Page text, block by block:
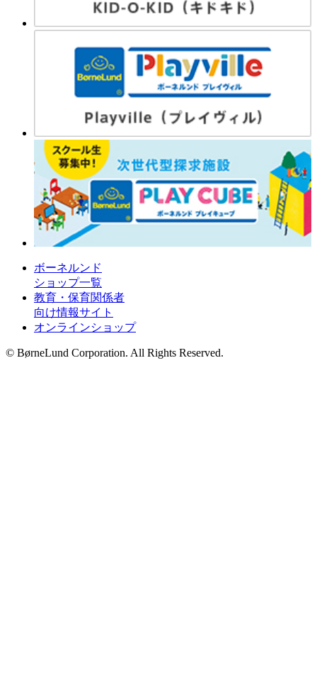
ボーネルンド
ショップ一覧
教育・保育関係者
向け情報サイト
オンラインショップ
© BørneLund Corporation. All Rights Reserved.